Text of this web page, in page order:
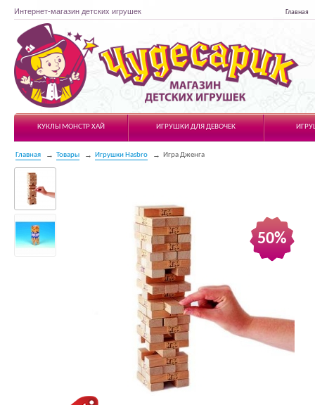
Интернет-магазин детских игрушек Главная
Чудесарик
КУКЛЫ МОНСТР ХАЙ
ИГРУШКИ ДЛЯ ДЕВОЧЕК
Главная Товары Игрушки Hasbro Игра Дженга
50%